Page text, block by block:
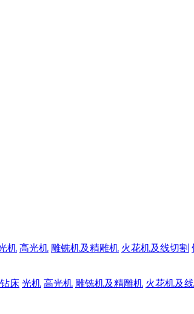
机 高光机 雕铣机及精雕机 火花机及线切割
钻床 光机 高光机 雕铣机及精雕机 火花机及